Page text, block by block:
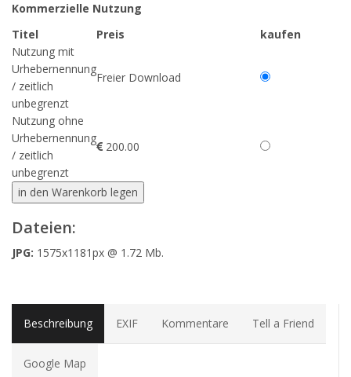
Kommerzielle Nutzung
Titel
Preis
kaufen
Nutzung mit
Urhebernennung
/ zeitlich
unbegrenzt
Freier Download
Nutzung ohne
Urhebernennung
/ zeitlich
unbegrenzt
200.00
Dateien:
JPG: 1575x1181px @ 1.72 Mb.
Beschreibung EXIF Kommentare Tell a Friend
Google Map